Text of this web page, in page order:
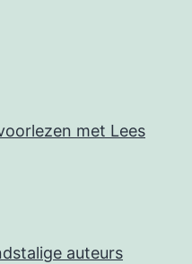
met Lees
auteurs